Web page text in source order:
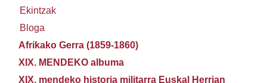
Ekintzak
Bloga
Afrikako Gerra (1859-1860)
XIX. MENDEKO albuma
XIX. mendeko historia militarra Euskal Herrian